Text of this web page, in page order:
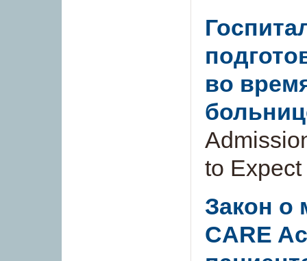
во
to
Закон о
CARE